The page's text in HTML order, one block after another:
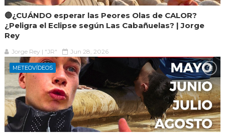
🔴¿CUÁNDO esperar las Peores Olas de CALOR?
¿Peligra el Eclipse según Las Cabañuelas? | Jorge
Rey
Jorge Rey | "JR" Jun 28, 2026
METEOVÍDEOS